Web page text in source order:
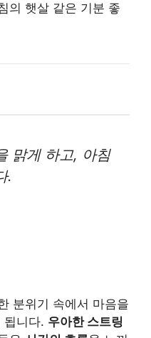
의 햇살 같은 기분 좋
맑게 하고, 아침
.
분위기 속에서 마음을
됩니다. 우아한 스트링